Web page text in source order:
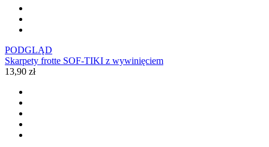
PODGLĄD
Skarpety frotte SOF-TIKI z wywinięciem
13,90 zł